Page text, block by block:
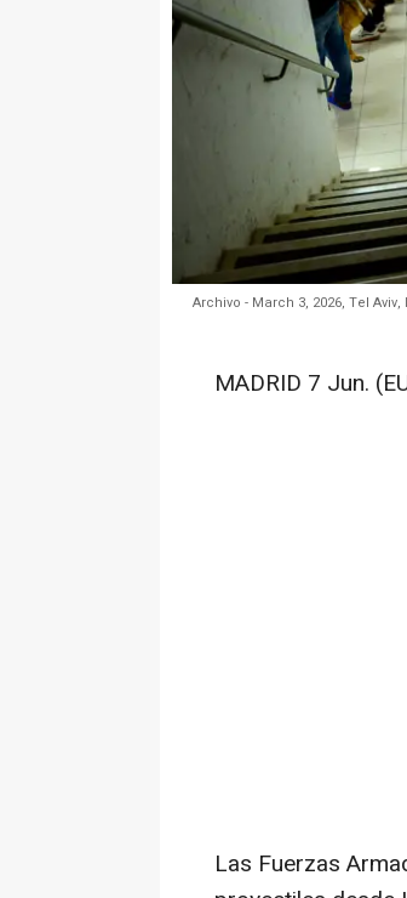
Archivo - March 3, 2026, Tel
MADRID 7 Jun.
Las Fuerzas